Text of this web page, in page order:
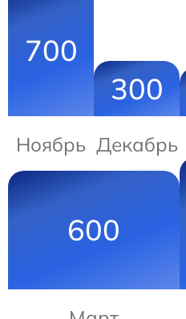
700
Ноябрь
300
Декабрь
600